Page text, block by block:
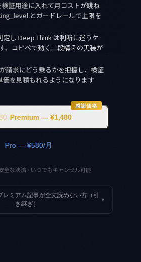
証用途に入れて月コストが跳ね
とガードレールで上限を
定し Deep Think は判断に迷うケ
、コピペで動く二段構えの実装が
請求にどう乗るかを把握し、検証
価を見積もれるようになります
感謝価格
Premium — ¥1,480
Pro — ¥580/月
全な決済 · いつでもキャンセル可能
レミアム記事が全文読めない方（引
き継ぎ）
▾